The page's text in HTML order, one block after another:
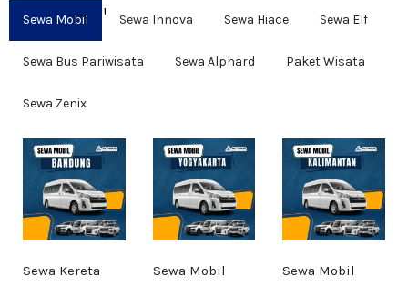
Jl. Gunung Batu 106
Sewa Mobil Sewa Innova Sewa Hiace Sewa Elf
Sewa Bus Pariwisata Sewa Alphard Paket Wisata
Sewa Zenix
Sewa Kereta
Sewa Mobil
Sewa Mobil